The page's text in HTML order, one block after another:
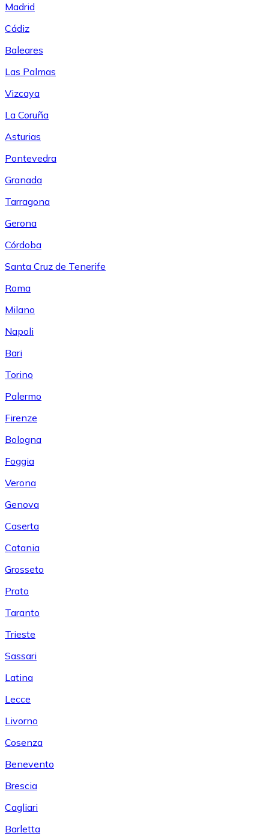
Madrid
Cádiz
Baleares
Las Palmas
Vizcaya
La Coruña
Asturias
Pontevedra
Granada
Tarragona
Gerona
Córdoba
Santa Cruz de Tenerife
Roma
Milano
Napoli
Bari
Torino
Palermo
Firenze
Bologna
Foggia
Verona
Genova
Caserta
Catania
Grosseto
Prato
Taranto
Trieste
Sassari
Latina
Lecce
Livorno
Cosenza
Benevento
Brescia
Cagliari
Barletta